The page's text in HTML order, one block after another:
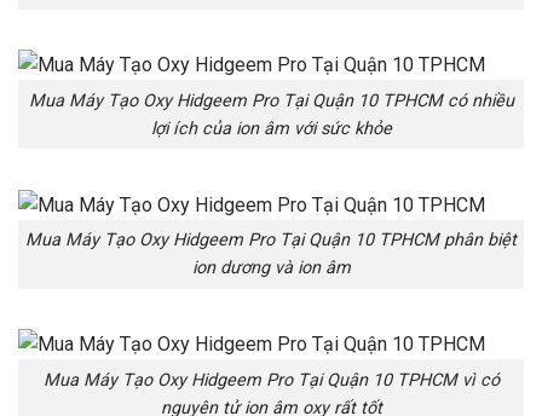
Mua Máy Tạo Oxy Hidgeem Pro Tại Quận 10 TPHCM có nhiều
lợi ích của ion âm với sức khỏe
Mua Máy Tạo Oxy Hidgeem Pro Tại Quận 10 TPHCM phân biệt
ion dương và ion âm
Mua Máy Tạo Oxy Hidgeem Pro Tại Quận 10 TPHCM vì có
nguyên tử ion âm oxy rất tốt